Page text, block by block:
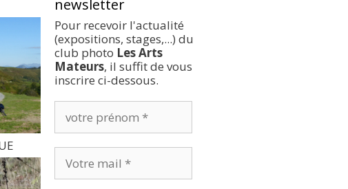
newsletter
Pour recevoir l'actualité
(expositions, stages,...) du
club photo Les Arts
Mateurs, il suffit de vous
inscrire ci-dessous.
votre
prénom
*
Votre
mail
*